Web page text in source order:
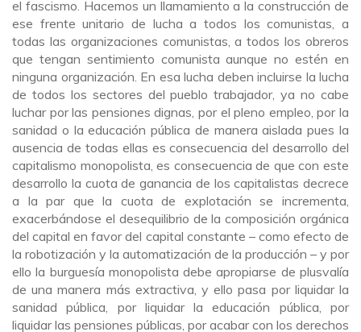
el fascismo. Hacemos un llamamiento a la construcción de
ese frente unitario de lucha a todos los comunistas, a
todas las organizaciones comunistas, a todos los obreros
que tengan sentimiento comunista aunque no estén en
ninguna organización. En esa lucha deben incluirse la lucha
de todos los sectores del pueblo trabajador, ya no cabe
luchar por las pensiones dignas, por el pleno empleo, por la
sanidad o la educación pública de manera aislada pues la
ausencia de todas ellas es consecuencia del desarrollo del
capitalismo monopolista, es consecuencia de que con este
desarrollo la cuota de ganancia de los capitalistas decrece
a la par que la cuota de explotación se incrementa,
exacerbándose el desequilibrio de la composición orgánica
del capital en favor del capital constante – como efecto de
la robotización y la automatización de la producción – y por
ello la burguesía monopolista debe apropiarse de plusvalía
de una manera más extractiva, y ello pasa por liquidar la
sanidad pública, por liquidar la educación pública, por
liquidar las pensiones públicas, por acabar con los derechos